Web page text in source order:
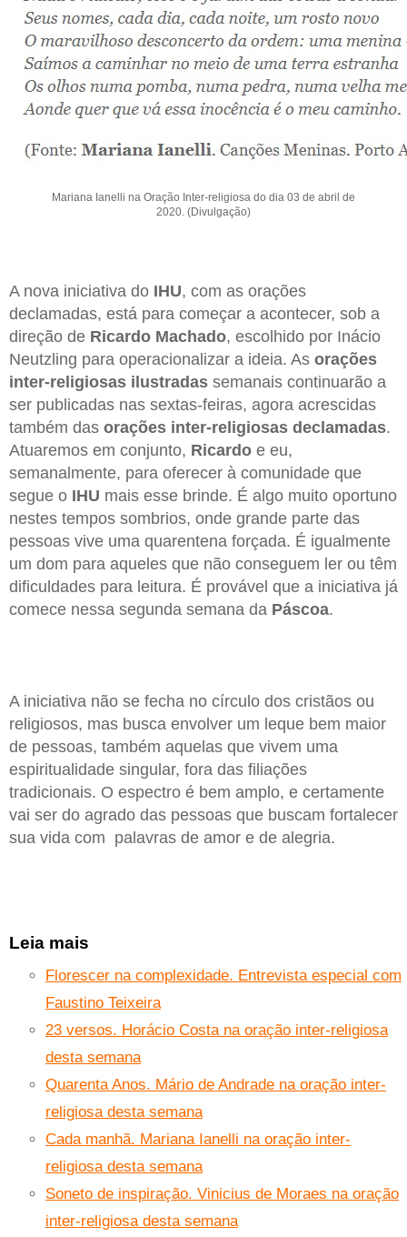
Mariana Ianelli na Oração Inter-religiosa do dia 03 de abril de
2020. (Divulgação)
A nova iniciativa do IHU, com as orações
declamadas, está para começar a acontecer, sob a
direção de Ricardo Machado, escolhido por Inácio
Neutzling para operacionalizar a ideia. As orações
inter-religiosas ilustradas semanais continuarão a
ser publicadas nas sextas-feiras, agora acrescidas
também das orações inter-religiosas declamadas.
Atuaremos em conjunto, Ricardo e eu,
semanalmente, para oferecer à comunidade que
segue o IHU mais esse brinde. É algo muito oportuno
nestes tempos sombrios, onde grande parte das
pessoas vive uma quarentena forçada. É igualmente
um dom para aqueles que não conseguem ler ou têm
dificuldades para leitura. É provável que a iniciativa já
comece nessa segunda semana da Páscoa.
A iniciativa não se fecha no círculo dos cristãos ou
religiosos, mas busca envolver um leque bem maior
de pessoas, também aquelas que vivem uma
espiritualidade singular, fora das filiações
tradicionais. O espectro é bem amplo, e certamente
vai ser do agrado das pessoas que buscam fortalecer
sua vida com palavras de amor e de alegria.
Leia mais
Florescer na complexidade. Entrevista especial com
Faustino Teixeira
23 versos. Horácio Costa na oração inter-religiosa
desta semana
Quarenta Anos. Mário de Andrade na oração inter-
religiosa desta semana
Cada manhã. Mariana Ianelli na oração inter-
religiosa desta semana
Soneto de inspiração. Vinicius de Moraes na oração
inter-religiosa desta semana